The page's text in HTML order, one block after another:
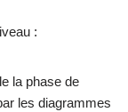
:
la phase de
les diagrammes